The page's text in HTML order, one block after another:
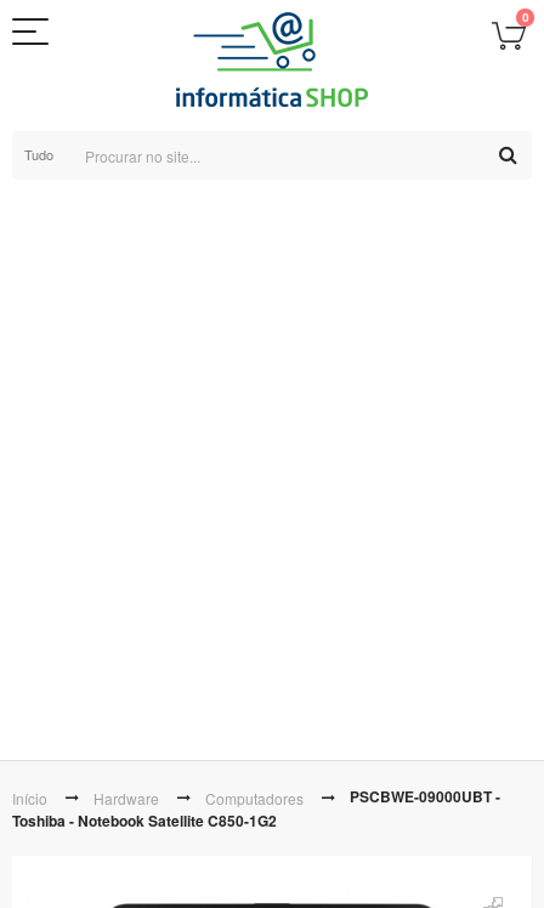
0
Tudo
Início Hardware Computadores
PSCBWE-09000UBT -
Toshiba - Notebook Satellite C850-1G2